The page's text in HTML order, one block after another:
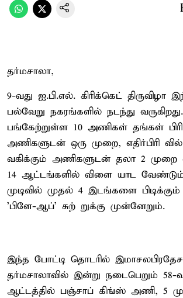
தர்மசாலா,
9-வது ஐ.பி.எல். கிரிக்கெட் திருவிழா
பல்வேறு நகரங்களில் நடந்து
பங்கேற்றுள்ள 10 அணிகள் தங்கள்
அணிகளுடன் ஒரு முறை, எதிர்பிரி
வகிக்கும் அணிகளுடன் தலா 2
14 ஆட்டங்களில் விளை யாட
முடிவில் முதல் 4 இடங்களை
'பிளே-ஆப்' சுற் றுக்கு முன்னேறும்.
இந்த போட்டி தொடரில்
தர்மசாலாவில் இன்று நடைபெறும் 58-
ஆட்டத்தில் பஞ்சாப் கிங்ஸ் அணி, 5